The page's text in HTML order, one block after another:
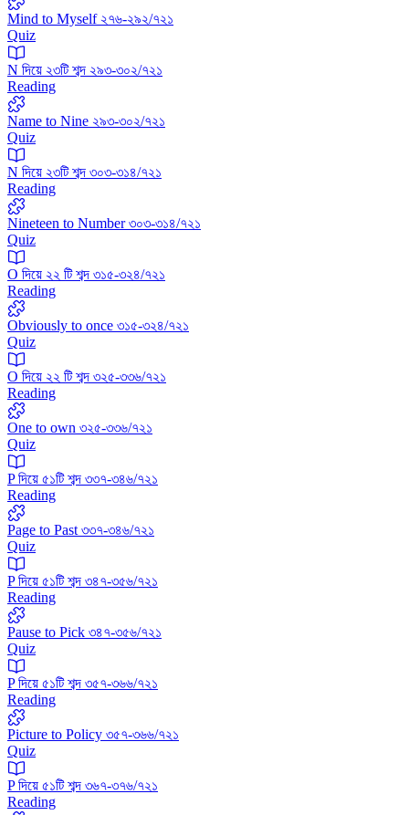
Mind to Myself ২৭৬-২৯২/৭২১
Quiz
N দিয়ে ২৩টি শব্দ ২৯৩-৩০২/৭২১
Reading
Name to Nine ২৯৩-৩০২/৭২১
Quiz
N দিয়ে ২৩টি শব্দ ৩০৩-৩১৪/৭২১
Reading
Nineteen to Number ৩০৩-৩১৪/৭২১
Quiz
O দিয়ে ২২ টি শব্দ ৩১৫-৩২৪/৭২১
Reading
Obviously to once ৩১৫-৩২৪/৭২১
Quiz
O দিয়ে ২২ টি শব্দ ৩২৫-৩৩৬/৭২১
Reading
One to own ৩২৫-৩৩৬/৭২১
Quiz
P দিয়ে ৫১টি শব্দ ৩৩৭-৩৪৬/৭২১
Reading
Page to Past ৩৩৭-৩৪৬/৭২১
Quiz
P দিয়ে ৫১টি শব্দ ৩৪৭-৩৫৬/৭২১
Reading
Pause to Pick ৩৪৭-৩৫৬/৭২১
Quiz
P দিয়ে ৫১টি শব্দ ৩৫৭-৩৬৬/৭২১
Reading
Picture to Policy ৩৫৭-৩৬৬/৭২১
Quiz
P দিয়ে ৫১টি শব্দ ৩৬৭-৩৭৬/৭২১
Reading